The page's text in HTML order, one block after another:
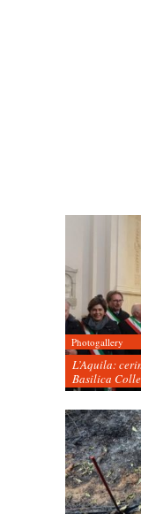
Photogallery
L’Aquila:
Basilica